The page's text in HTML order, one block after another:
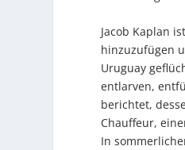
Jacob Kaplan
hinzuzufügen
Uruguay
entlarven,
berichtet,
Chauffeur,
In